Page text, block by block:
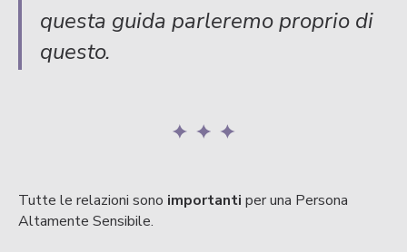
questa guida parleremo proprio di
questo.
Tutte le relazioni sono importanti per una Persona
Altamente Sensibile.